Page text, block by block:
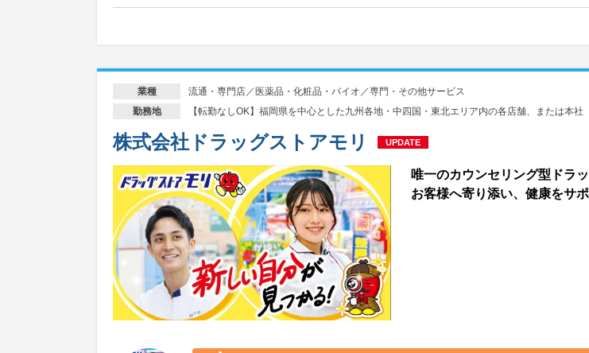
東京都 『極めて感じの良い応対』を合言葉に、地域の方々へ貢献できるよ…
神奈川県 『極めて感じの良い応対』を合言葉に、地域の方々へ貢献できるよ…
静岡県 『極めて感じの良い応対』を合言葉に、地域の方々へ貢献できるよ…
愛知県 『極めて感じの良い応対』を合言葉に、地域の方々へ貢献できるよ…
業種 流通・専門店／医薬品・化粧品・バイオ／専門・その他サービス
勤務地 【転勤なしOK】福岡県を中心とした九州各地・中四国・東北エリア内の各店舗、または本社
株式会社ドラッグストアモリ UPDATE
唯一のカウンセリング型ドラ
お客様へ寄り添い、健康をサ